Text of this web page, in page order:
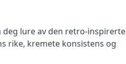
deg lure av den retro-inspirerte
rike, kremete konsistens og